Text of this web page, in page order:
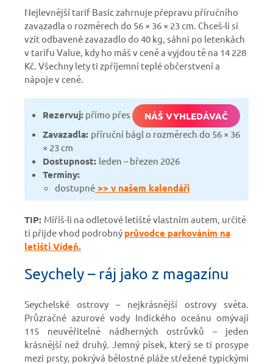
Nejlevnější tarif Basic zahrnuje přepravu příručního
zavazadla o rozměrech do 56 × 36 × 23 cm. Chceš-li si
vzít odbavené zavazadlo do 40 kg, sáhni po letenkách
v tarifu Value, kdy ho máš v ceně a vyjdou tě na 14 228
Kč. Všechny lety ti zpříjemní teplé občerstvení a
nápoje v ceně.
Rezervuj: přímo přes
NÁŠ VYHLEDÁVAČ
Zavazadla: příruční bágl o rozměrech do 56 × 36
× 23 cm
Dostupnost: leden – březen 2026
Termíny:
dostupné >> v našem kalendáři
TIP: Míříš-li na odletové letiště vlastním autem, určitě
ti přijde vhod podrobný průvodce parkováním na
letišti Vídeň.
Seychely – ráj jako z magazínu
Seychelské ostrovy – nejkrásnější ostrovy světa.
Průzračné azurové vody Indického oceánu omývají
115 neuvěřitelně nádherných ostrůvků – jeden
krásnější než druhý. Jemný písek, který se ti prosype
mezi prsty, pokrývá bělostné pláže střežené typickými